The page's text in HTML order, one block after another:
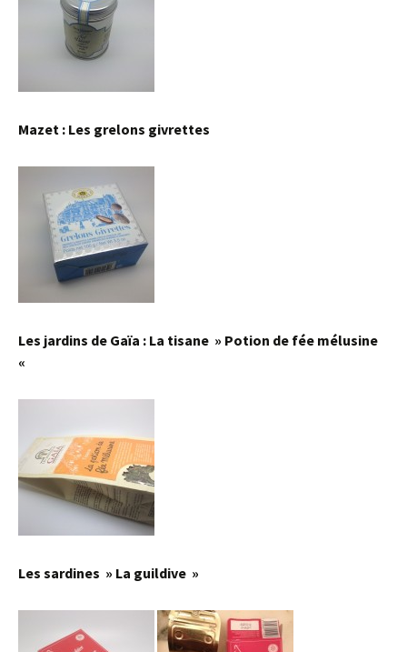
Mazet : Les grelons givrettes
Les jardins de Gaïa : La tisane » Potion de fée mélusine
«
Les sardines » La guildive »